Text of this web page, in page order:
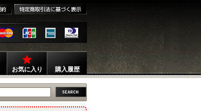
お気に入り 購入履歴